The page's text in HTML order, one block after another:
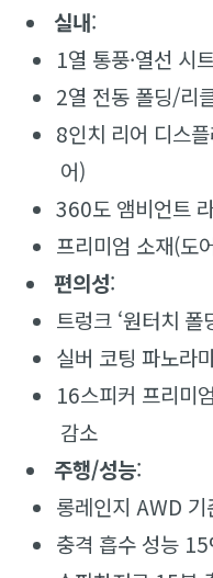
실내:
1열 통풍·열선 시
2열 전동 폴딩/리
8인치 리어 디스
어)
360도 앰비언트
프리미엄 소재(도
편의성:
트렁크 ‘원터치
실버 코팅 파노라
16스피커 프리미
감소
주행/성능:
롱레인지 AWD
충격 흡수 성능